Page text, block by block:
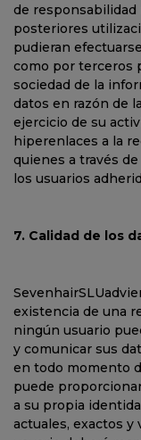
de
posteriores
pudieran
como por terceros
sociedad de la
datos en razón de
ejercicio de su
hiperenlaces a la
quienes a través
los usuarios
7. Calidad de los
existencia de una
ningún usuario
y comunicar sus
en todo momento
puede
a su propia
actuales, exactos y